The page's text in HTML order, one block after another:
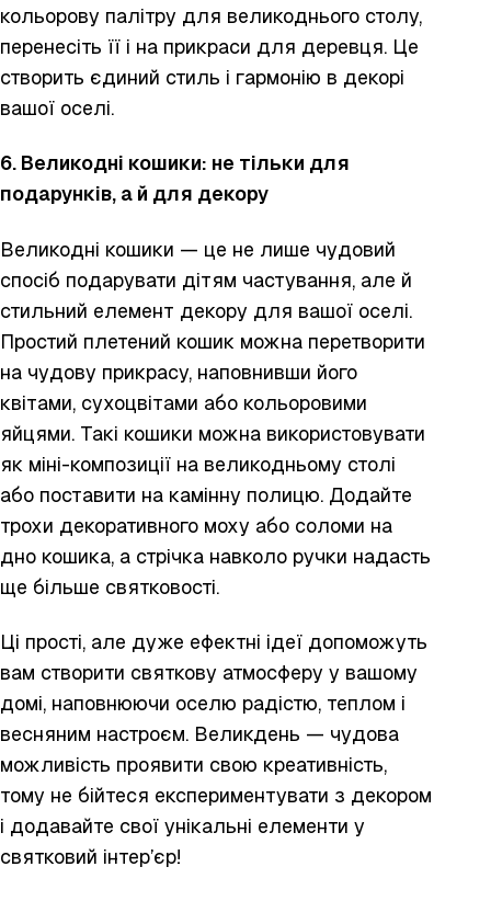
кольорову палітру для великоднього столу,
перенесіть її і на прикраси для деревця. Це
створить єдиний стиль і гармонію в декорі
вашої оселі.
6. Великодні кошики: не тільки для
подарунків, а й для декору
Великодні кошики — це не лише чудовий
спосіб подарувати дітям частування, але й
стильний елемент декору для вашої оселі.
Простий плетений кошик можна перетворити
на чудову прикрасу, наповнивши його
квітами, сухоцвітами або кольоровими
яйцями. Такі кошики можна використовувати
як міні-композиції на великодньому столі
або поставити на камінну полицю. Додайте
трохи декоративного моху або соломи на
дно кошика, а стрічка навколо ручки надасть
ще більше святковості.
Ці прості, але дуже ефектні ідеї допоможуть
вам створити святкову атмосферу у вашому
домі, наповнюючи оселю радістю, теплом і
весняним настроєм. Великдень — чудова
можливість проявити свою креативність,
тому не бійтеся експериментувати з декором
і додавайте свої унікальні елементи у
святковий інтер’єр!